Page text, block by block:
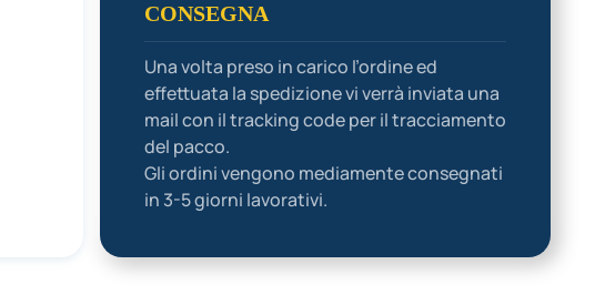
CONSEGNA
Una volta preso in carico l’ordine ed
effettuata la spedizione vi verrà inviata una
mail con il tracking code per il tracciamento
del pacco.
Gli ordini vengono mediamente consegnati
in 3-5 giorni lavorativi.